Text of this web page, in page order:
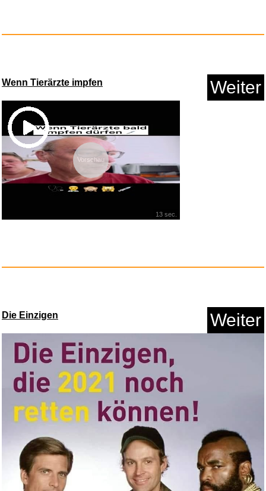
Wenn Tierärzte impfen Weiter
Vorschau
13 sec.
Die Einzigen Weiter